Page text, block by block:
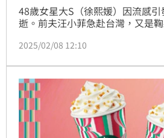
48歲女星大S（徐熙媛）因流感
逝。前夫汪小菲急赴台灣，又是
呂秋遠律師隔空喊話汪小菲，請尊
籲別濫用法律賦予的權利。
2025/02/08 12:10